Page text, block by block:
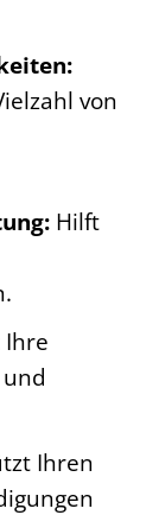
von
Hilft
Ihren